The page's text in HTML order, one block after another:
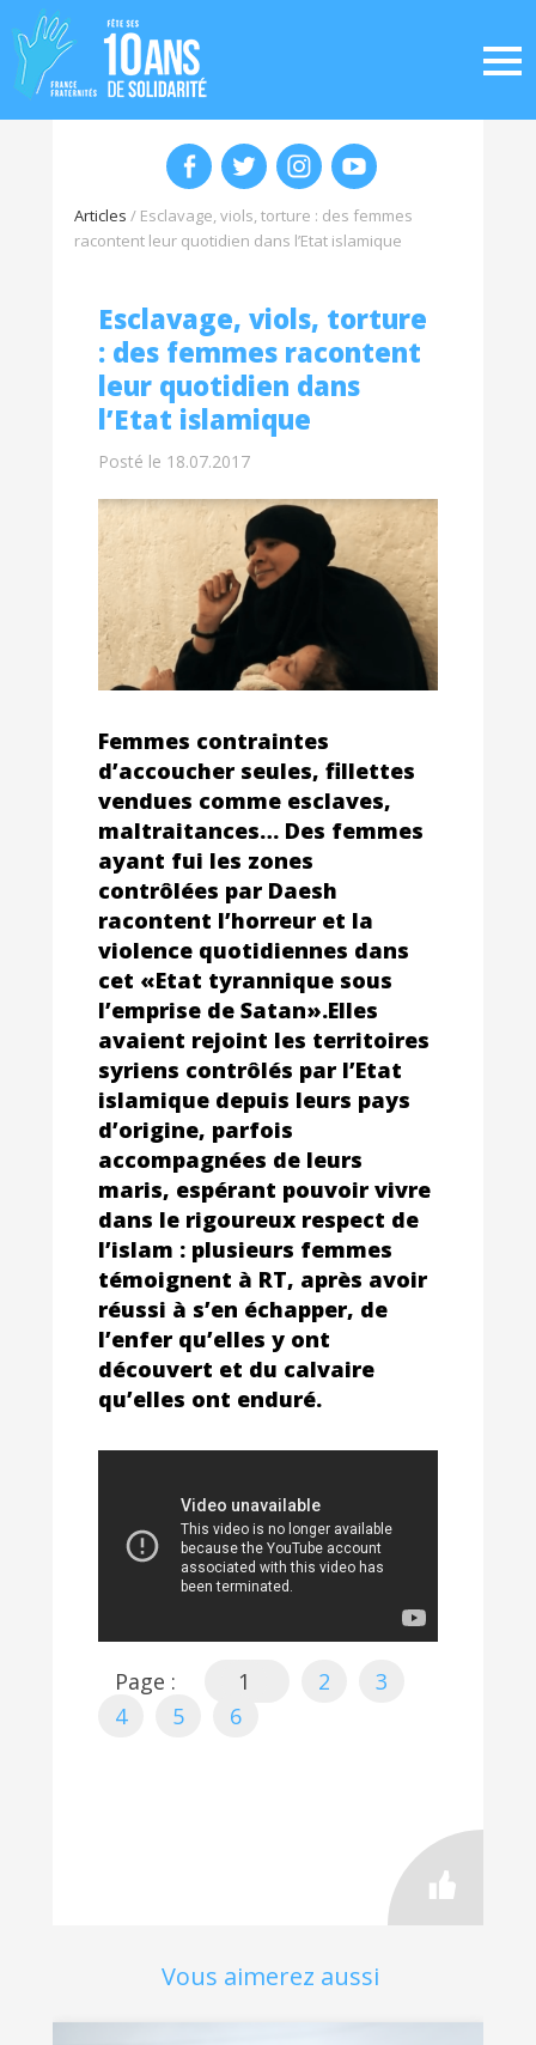
Articles / Esclavage, viols, torture : des femmes
racontent leur quotidien dans l’Etat islamique
Esclavage, viols, torture
: des femmes racontent
leur quotidien dans
l’Etat islamique
Posté le 18.07.2017
Femmes contraintes
d’accoucher seules, fillettes
vendues comme esclaves,
maltraitances… Des femmes
ayant fui les zones
contrôlées par Daesh
racontent l’horreur et la
violence quotidiennes dans
cet «Etat tyrannique sous
l’emprise de Satan».Elles
avaient rejoint les territoires
syriens contrôlés par l’Etat
islamique depuis leurs pays
d’origine, parfois
accompagnées de leurs
maris, espérant pouvoir vivre
dans le rigoureux respect de
l’islam : plusieurs femmes
témoignent à RT, après avoir
réussi à s’en échapper, de
l’enfer qu’elles y ont
découvert et du calvaire
qu’elles ont enduré.
Page : 1 2
3
4
5 6
Vous aimerez aussi